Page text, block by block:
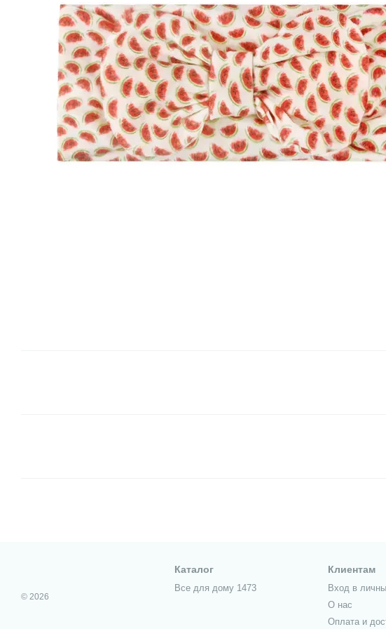
© 2026
Каталог
Все для дому 1473
Клиентам
Вход в
О нас
Оплата и